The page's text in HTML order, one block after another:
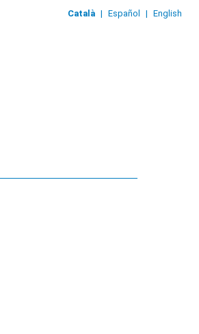
Català | Español | English